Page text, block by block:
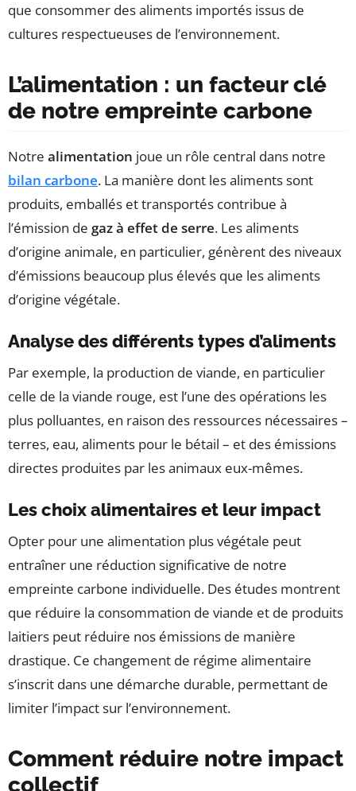
que consommer des aliments importés issus de
cultures respectueuses de l’environnement.
L’alimentation : un facteur clé
de notre empreinte carbone
Notre alimentation joue un rôle central dans notre
bilan carbone. La manière dont les aliments sont
produits, emballés et transportés contribue à
l’émission de gaz à effet de serre. Les aliments
d’origine animale, en particulier, génèrent des niveaux
d’émissions beaucoup plus élevés que les aliments
d’origine végétale.
Analyse des différents types d’aliments
Par exemple, la production de viande, en particulier
celle de la viande rouge, est l’une des opérations les
plus polluantes, en raison des ressources nécessaires –
terres, eau, aliments pour le bétail – et des émissions
directes produites par les animaux eux-mêmes.
Les choix alimentaires et leur impact
Opter pour une alimentation plus végétale peut
entraîner une réduction significative de notre
empreinte carbone individuelle. Des études montrent
que réduire la consommation de viande et de produits
laitiers peut réduire nos émissions de manière
drastique. Ce changement de régime alimentaire
s’inscrit dans une démarche durable, permettant de
limiter l’impact sur l’environnement.
Comment réduire notre impact
collectif